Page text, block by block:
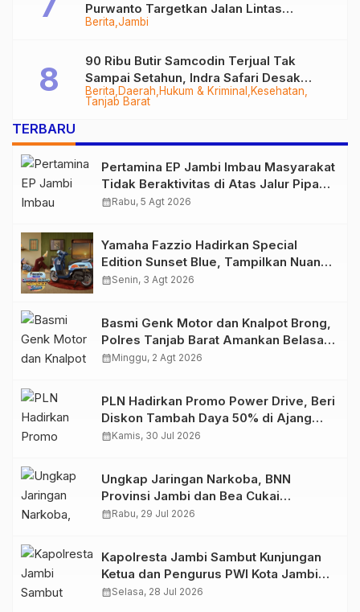
Berita Jambi
Purwanto Targetkan Jalan Lintas
Tungkal-Jambi Mulus di 2028
Berita Daerah Hukum & Kriminal
Kesehatan
Tanjab Barat
90 Ribu Butir Samcodin Terjual Tak
Sampai Setahun, Indra Safari Desak
Audit Menyeluruh
TERBARU
Pertamina EP Jambi Imbau Masyarakat
Tidak Beraktivitas di Atas Jalur Pipa
Migas Demi Keselamatan Bersama
calendar_monthRabu, 5 Agt 2026
Yamaha Fazzio Hadirkan Special
Edition Sunset Blue, Tampilkan Nuansa
Retro Summer yang Semakin Skena
calendar_monthSenin, 3 Agt 2026
Basmi Genk Motor dan Knalpot Brong,
Polres Tanjab Barat Amankan Belasan
Kendaraan
calendar_monthMinggu, 2 Agt 2026
PLN Hadirkan Promo Power Drive, Beri
Diskon Tambah Daya 50% di Ajang
GIIAS 2026
calendar_monthKamis, 30 Jul 2026
Ungkap Jaringan Narkoba, BNN
Provinsi Jambi dan Bea Cukai
Amankan Sembilan Pelaku beserta
calendar_monthRabu, 29 Jul 2026
Kapolresta Jambi Sambut Kunjungan
Ketua dan Pengurus PWI Kota Jambi
Perkuat Sinergi dan Kolaborasi
calendar_monthSelasa, 28 Jul 2026